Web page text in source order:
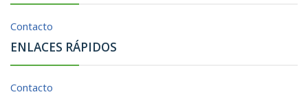
Contacto
ENLACES RÁPIDOS
Contacto